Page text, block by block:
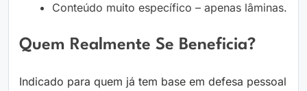
Conteúdo muito específico – apenas lâminas.
Quem Realmente Se Beneficia?
Indicado para quem já tem base em defesa pessoal